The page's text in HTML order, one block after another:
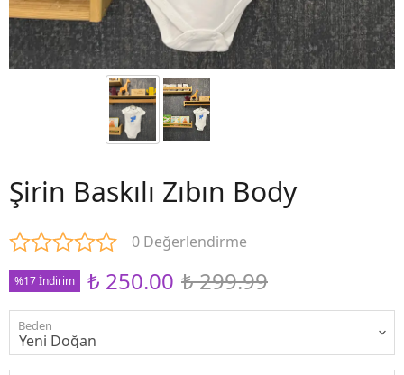
Şirin Baskılı Zıbın Body
0 Değerlendirme
%17 İndirim ₺ 250.00 ₺ 299.99
Beden